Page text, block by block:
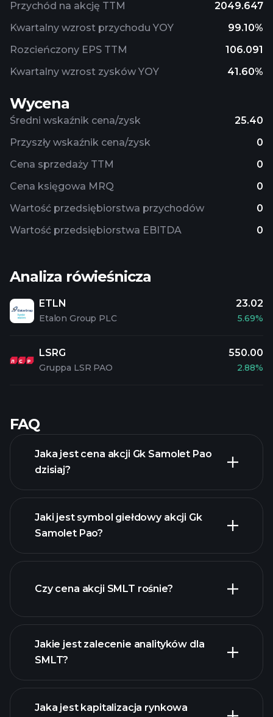
Przychód na akcję TTM
2049.647
Kwartalny wzrost przychodu YOY
99.10%
Rozcieńczony EPS TTM
106.091
Kwartalny wzrost zysków YOY
41.60%
Wycena
Średni wskaźnik cena/zysk
25.40
Przyszły wskaźnik cena/zysk
0
Cena sprzedaży TTM
0
Cena księgowa MRQ
0
Wartość przedsiębiorstwa przychodów
0
Wartość przedsiębiorstwa EBITDA
0
Analiza rówieśnicza
ETLN
Etalon Group PLC
23.02
5.69%
LSRG
Gruppa LSR PAO
550.00
2.88%
FAQ
Jaka jest cena akcji Gk Samolet Pao
dzisiaj?
zaawansowanej wykresie
Jaki jest symbol giełdowy akcji Gk
Samolet Pao?
Czy cena akcji SMLT rośnie?
wykresie.
Jakie jest zalecenie analityków dla
SMLT?
Jaka jest kapitalizacja rynkowa